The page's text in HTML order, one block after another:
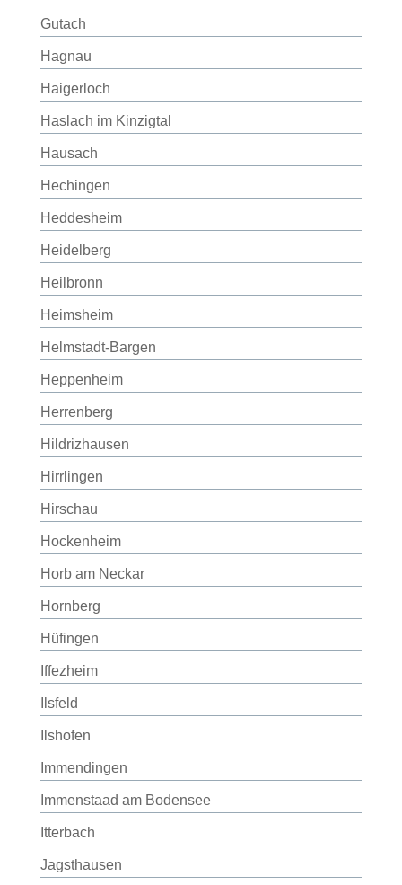
Gutach
Hagnau
Haigerloch
Haslach im Kinzigtal
Hausach
Hechingen
Heddesheim
Heidelberg
Heilbronn
Heimsheim
Helmstadt-Bargen
Heppenheim
Herrenberg
Hildrizhausen
Hirrlingen
Hirschau
Hockenheim
Horb am Neckar
Hornberg
Hüfingen
Iffezheim
Ilsfeld
Ilshofen
Immendingen
Immenstaad am Bodensee
Itterbach
Jagsthausen